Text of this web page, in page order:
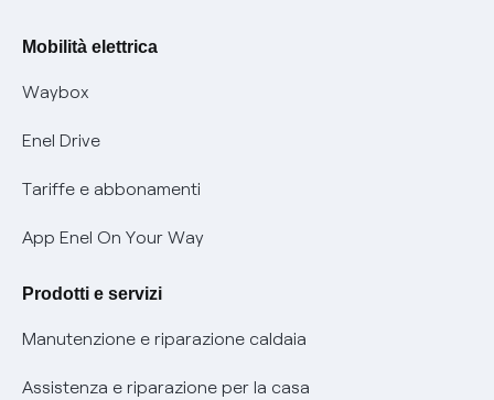
Informativa RAEE
Informativa Privacy AI
Offerte Placet non vulnerabili
Offerta Tutela Vulnerabilità Gas
Mobilità Elettrica
Phishing e truffe online
Verifica chi ti ha chiamato
Agevolazione utenti con disabilità per offerte Fibra
Informativa RAEE
Mobilità elettrica
Waybox
Enel Drive
Tariffe e abbonamenti
App Enel On Your Way
Prodotti e servizi
Manutenzione e riparazione caldaia
Assistenza e riparazione per la casa